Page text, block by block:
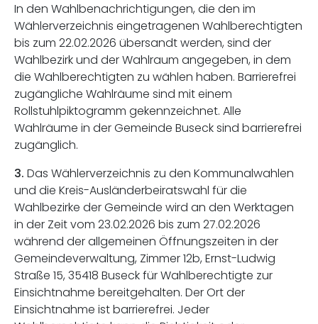
In den Wahlbenachrichtigungen, die den im
Wählerverzeichnis eingetragenen Wahlberechtigten
bis zum 22.02.2026 übersandt werden, sind der
Wahlbezirk und der Wahlraum angegeben, in dem
die Wahlberechtigten zu wählen haben. Barrierefrei
zugängliche Wahlräume sind mit einem
Rollstuhlpiktogramm gekennzeichnet. Alle
Wahlräume in der Gemeinde Buseck sind barrierefrei
zugänglich.
3. Das Wählerverzeichnis zu den Kommunalwahlen
und die Kreis-Ausländerbeiratswahl für die
Wahlbezirke der Gemeinde wird an den Werktagen
in der Zeit vom 23.02.2026 bis zum 27.02.2026
während der allgemeinen Öffnungszeiten in der
Gemeindeverwaltung, Zimmer 12b, Ernst-Ludwig
Straße 15, 35418 Buseck für Wahlberechtigte zur
Einsichtnahme bereitgehalten. Der Ort der
Einsichtnahme ist barrierefrei. Jeder